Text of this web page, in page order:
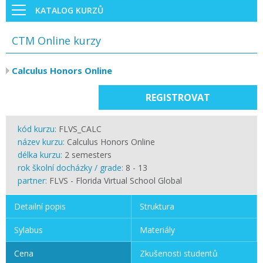
KATALOG KURZŮ
CTM Online kurzy
Calculus Honors Online
REGISTROVAT
kód kurzu: FLVS_CALC
název kurzu: Calculus Honors Online
délka kurzu: 2 semesters
rok školní docházky / grade: 8 - 13
partner: FLVS - Florida Virtual School Global
Detailní popis Struktura
Sylabus Materiály
Cena Zkušenosti studentů